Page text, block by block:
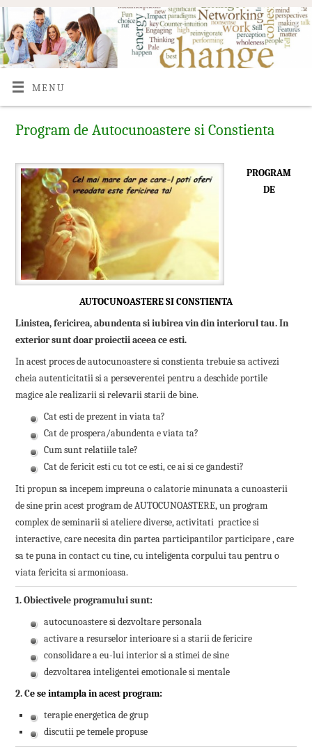
MENU
Program de Autocunoastere si Constienta
PROGRAM
DE
AUTOCUNOASTERE SI CONSTIENTA
Linistea, fericirea, abundenta si iubirea vin din interiorul tau. In
exterior sunt doar proiectii aceea ce esti.
In acest proces de autocunoastere si constienta trebuie sa activezi
cheia autenticitatii si a perseverentei pentru a deschide portile
magice ale realizarii si relevarii starii de bine.
Cat esti de prezent in viata ta?
Cat de prospera/abundenta e viata ta?
Cum sunt relatiile tale?
Cat de fericit esti cu tot ce esti, ce ai si ce gandesti?
Iti propun sa incepem impreuna o calatorie minunata a cunoasterii
de sine prin acest program de AUTOCUNOASTERE, un program
complex de seminarii si ateliere diverse, activitati practice si
interactive, care necesita din partea participantilor participare , care
sa te puna in contact cu tine, cu inteligenta corpului tau pentru o
viata fericita si armonioasa.
1. Obiectivele programului sunt:
autocunoastere si dezvoltare personala
activare a resurselor interioare si a starii de fericire
consolidare a eu-lui interior si a stimei de sine
dezvoltarea inteligentei emotionale si mentale
2. Ce se intampla in acest program:
terapie energetica de grup
discutii pe temele propuse